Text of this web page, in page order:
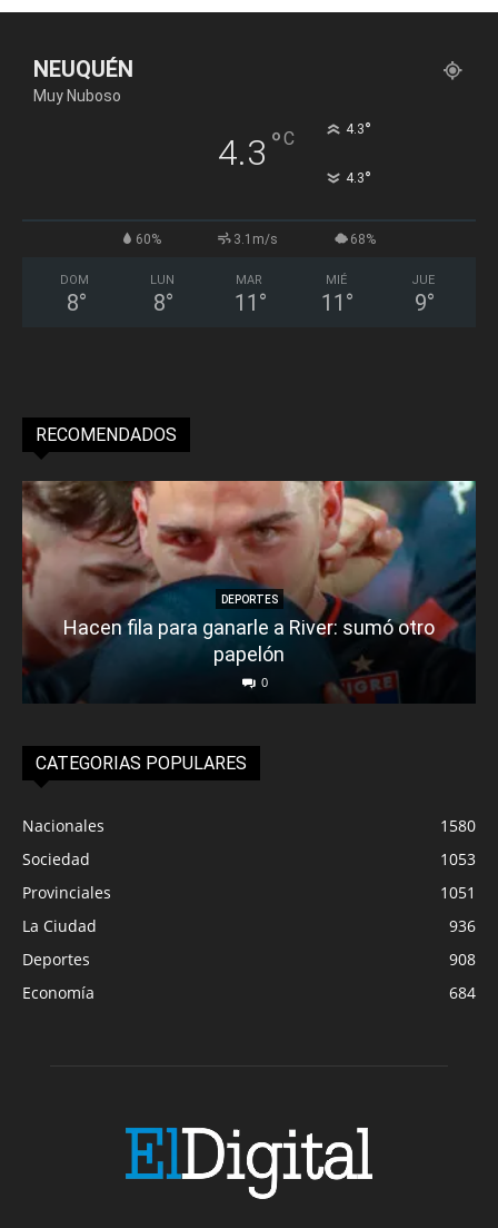
NEUQUÉN
Muy Nuboso
4.3 °C 4.3°
4.3°
60% 3.1m/s 68%
DOM
8°
LUN
8°
MAR
11 °
MIÉ
11 °
JUE
9°
RECOMENDADOS
DEPORTES
Hacen fila para ganarle a River: sumó otro
papelón
0
CATEGORIAS POPULARES
Nacionales
1580
Sociedad
1053
Provinciales
1051
La Ciudad
936
Deportes
908
Economía
684